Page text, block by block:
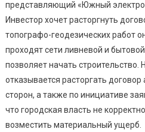
представляющий «Южный
Инвестор хочет расторгнуть
топографо-геодезических работ
проходят сети ливневой и
позволяет начать строительство.
отказывается расторгать
сторон, а также по инициативе
что городская власть не
возместить материальный ущерб.